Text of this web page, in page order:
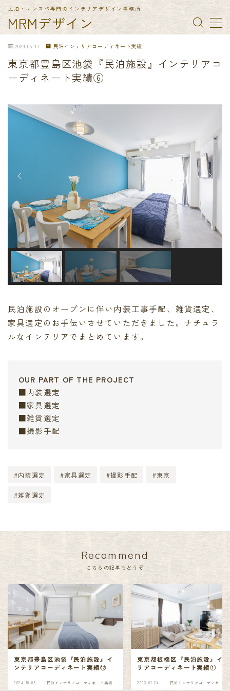
MRMデザイン
民泊・レンスペ専門のインテリアデザイン事務所
MENU
TOP
民泊備品一覧
特定商取引法に基づく表記
2024.06.17 民泊インテリアコーディネート実績
東京都豊島区池袋『民泊施設』インテリアコ
ーディネート実績⑥
民泊施設のオープンに伴い内装工事手配、雑貨選定、
家具選定のお手伝いさせていただきました。ナチュラ
ルなインテリアでまとめています。
OUR PART OF THE PROJECT
■内装選定
■家具選定
■雑貨選定
■撮影手配
#内装選定 #家具選定 #撮影手配 #東京
#雑貨選定
Recommend
こちらの記事もどうぞ
東京都豊島区池袋『民泊施設』イ
ンテリアコーディネート実績⑫
2024.10.06 民泊インテリアコーディネート実績
東京都板橋区『民泊施設』イ
リアコーディネート実績①
2023.01.24 民泊インテリアコーディネート